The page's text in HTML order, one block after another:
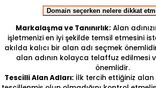
Domain seçerken nelere dikkat
Markalaşma ve Tanınırlık: Alan
işletmenizi en iyi şekilde temsil etmesini
akılda kalıcı bir alan adı seçmek
alan adının kolayca telaffuz edilmesi
önemlidir.
Tescilli Alan Adları: İlk tercih ettiğiniz alan